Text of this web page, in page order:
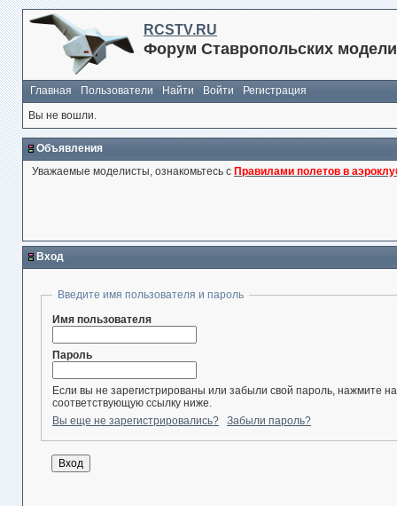
RCSTV.RU
Форум Ставропольских
Главная Пользователи Найти Войти
Регистрация
Вы не вошли.
Объявления
Уважаемые моделисты, ознакомьтесь с Правилами полетов в
Вход
Введите имя пользователя и пароль
Имя пользователя
Пароль
Если вы не зарегистрированы или забыли свой пароль, нажмите на
соответствующую ссылку ниже.
Вы еще не зарегистрировались?
Забыли пароль?